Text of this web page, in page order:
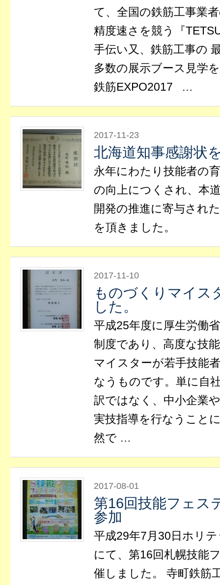
て、全国の鉄筋工事業
精度速さを競う『
手伝い又、鉄筋工事の
多数の展示ブース見学
鉄筋EXPO2017 …
2017-11-23
北海道知事感謝状
永年にわたり技能者の
の向上につくされ、本
開発の推進に寄与され
を頂きました。
2017-11-10
ものづくりマイス
した。
平成25年度に厚生労働
制度であり、高度な技
マイスターが若手技能
なうものです。単に自
訳ではなく、中小企業
実技指導を行なうこと
然で …
2017-08-01
第16回技能フェ
参加
平成29年7月30日ホリ
にて、第16回札幌技能
催しました。 寺町鉄筋